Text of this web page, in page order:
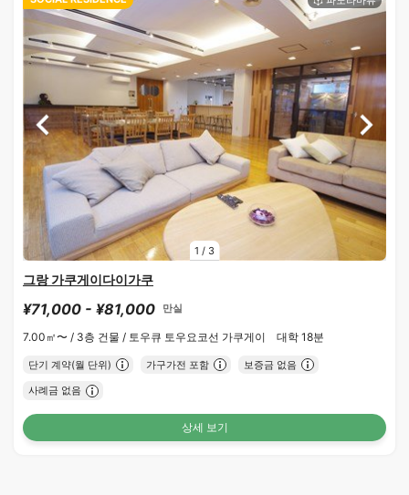
1 / 3
그랑 가쿠게이다이가쿠
¥71,000 - ¥81,000 만실
7.00㎡〜 / 3층 건물 / 토우큐 토우요코선 가쿠게이 대학 18분
단기 계약(월 단위) 가구가전 포함 보증금 없음
사례금 없음
상세 보기